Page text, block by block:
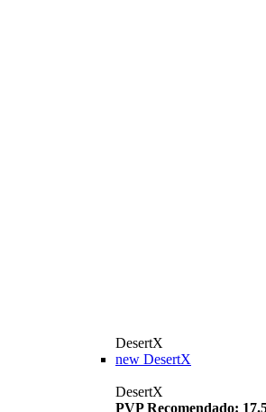
DesertX
new DesertX
DesertX
PVP Recomendado: